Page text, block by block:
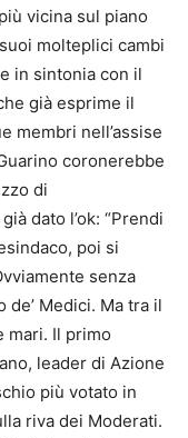
vicina sul piano
molteplici cambi
in sintonia con il
già esprime il
membri nell’assise
coronerebbe
di
dato l’ok: “Prendi
poi si
senza
Medici. Ma tra il
mari. Il primo
leader di Azione
più votato in
riva dei Moderati.